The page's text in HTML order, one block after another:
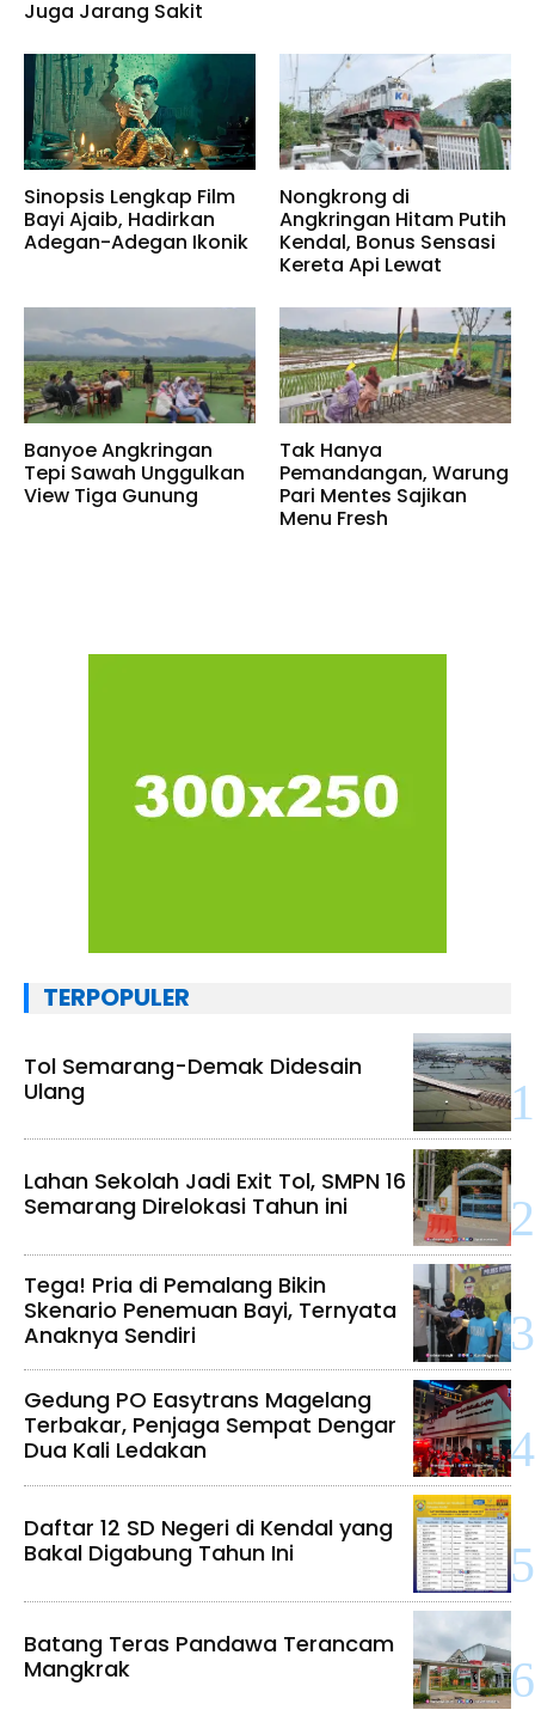
Juga Jarang Sakit
Sinopsis Lengkap Film
Bayi Ajaib, Hadirkan
Adegan-Adegan Ikonik
Nongkrong di
Angkringan Hitam Putih
Kendal, Bonus Sensasi
Kereta Api Lewat
Banyoe Angkringan
Tepi Sawah Unggulkan
View Tiga Gunung
Tak Hanya
Pemandangan, Warung
Pari Mentes Sajikan
Menu Fresh
TERPOPULER
Tol Semarang-Demak Didesain
Ulang
Lahan Sekolah Jadi Exit Tol, SMPN 16
Semarang Direlokasi Tahun ini
Tega! Pria di Pemalang Bikin
Skenario Penemuan Bayi, Ternyata
Anaknya Sendiri
Gedung PO Easytrans Magelang
Terbakar, Penjaga Sempat Dengar
Dua Kali Ledakan
Daftar 12 SD Negeri di Kendal yang
Bakal Digabung Tahun Ini
Batang Teras Pandawa Terancam
Mangkrak